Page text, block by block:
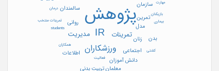
پژوهش
IR
ورزشکاران
تمرینات مدیریت
دانش آموزان
تمرین
روانی
سازمان
اجتماعی
مدل
معلمان تربیت بدنی
سالمندان
زنان بدن
اطلاعات
فعالیت
بازیکنان
بیماری
مهارت
همکاران
کشتی
students
تمرینات منتخب
درمان